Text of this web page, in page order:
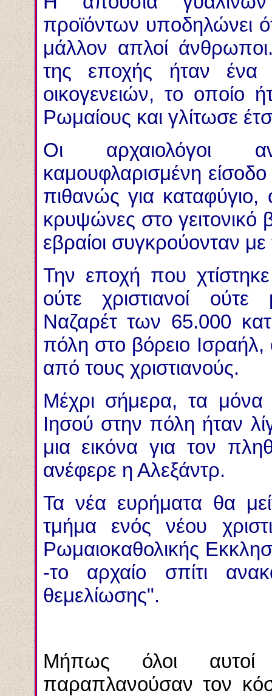
προϊόντων υποδηλώνει
μάλλον απλοί
της εποχής ήταν ένα
οικογενειών, το οποίο
Ρωμαίους και γλίτωσε
Οι αρχαιολόγοι
καμουφλαρισμένη
πιθανώς για καταφύγιο,
κρυψώνες στο γειτονικό
εβραίοι συγκρούονταν
Την εποχή που
ούτε χριστιανοί
Ναζαρέτ των 65.000
πόλη στο βόρειο Ισραήλ,
από τους χριστιανούς.
Μέχρι σήμερα, τα
Ιησού στην πόλη ήταν
μια εικόνα για τον
ανέφερε η Αλεξάντρ.
Τα νέα ευρήματα θα
τμήμα ενός νέου
Ρωμαιοκαθολικής
-το αρχαίο σπίτι
θεμελίωσης".
Μήπως όλοι αυτοί
παραπλανούσαν τον